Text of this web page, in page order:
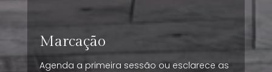
Marcação
Agenda a primeira sessão ou esclarece as